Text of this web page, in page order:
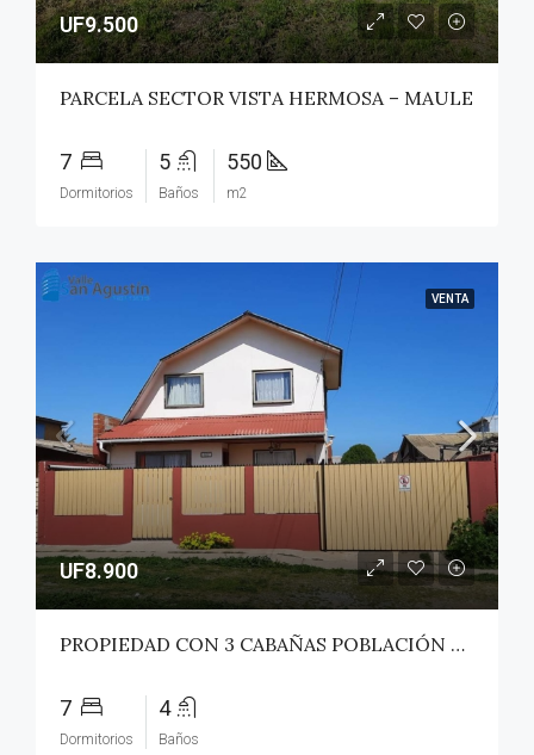
UF9.500
PARCELA SECTOR VISTA HERMOSA – MAULE
7
Dormitorios
5
Baños
550
m2
VENTA
UF8.900
PROPIEDAD CON 3 CABAÑAS POBLACIÓN ROSS – PICHILEMU
7
Dormitorios
4
Baños